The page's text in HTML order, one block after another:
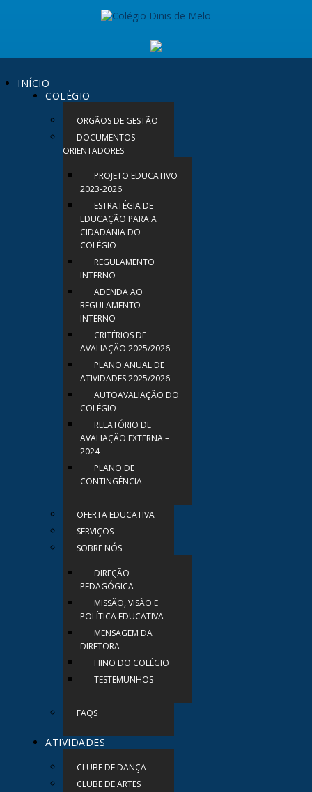
INÍCIO
COLÉGIO
ORGÃOS DE GESTÃO
DOCUMENTOS
ORIENTADORES
PROJETO EDUCATIVO
2023-2026
ESTRATÉGIA DE
EDUCAÇÃO PARA A
CIDADANIA DO
COLÉGIO
REGULAMENTO
INTERNO
ADENDA AO
REGULAMENTO
INTERNO
CRITÉRIOS DE
AVALIAÇÃO 2025/2026
PLANO ANUAL DE
ATIVIDADES 2025/2026
AUTOAVALIAÇÃO DO
COLÉGIO
RELATÓRIO DE
AVALIAÇÃO EXTERNA –
2024
PLANO DE
CONTINGÊNCIA
OFERTA EDUCATIVA
SERVIÇOS
SOBRE NÓS
DIREÇÃO
PEDAGÓGICA
MISSÃO, VISÃO E
POLÍTICA EDUCATIVA
MENSAGEM DA
DIRETORA
HINO DO COLÉGIO
TESTEMUNHOS
FAQS
ATIVIDADES
CLUBE DE DANÇA
CLUBE DE ARTES